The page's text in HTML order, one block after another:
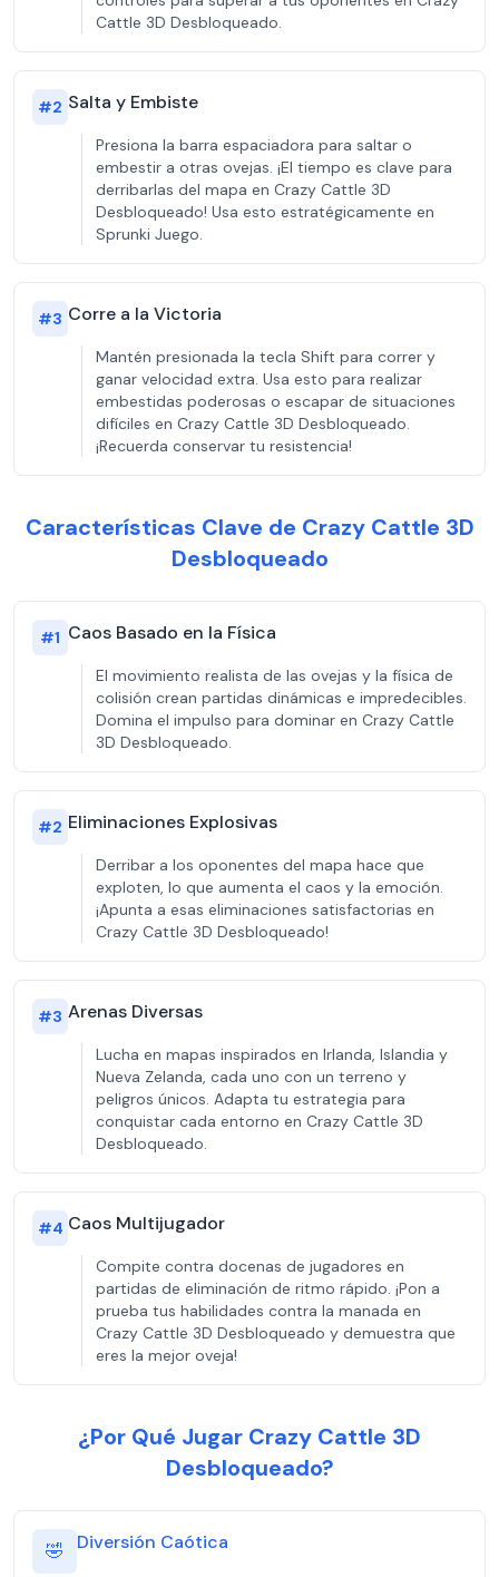
Cattle 3D Desbloqueado.
#2 Salta y Embiste
Presiona la barra espaciadora para saltar o
embestir a otras ovejas. ¡El tiempo es clave para
derribarlas del mapa en Crazy Cattle 3D
Desbloqueado! Usa esto estratégicamente en
Sprunki Juego.
#3 Corre a la Victoria
Mantén presionada la tecla Shift para correr y
ganar velocidad extra. Usa esto para realizar
embestidas poderosas o escapar de situaciones
difíciles en Crazy Cattle 3D Desbloqueado.
¡Recuerda conservar tu resistencia!
Características Clave de Crazy Cattle 3D
Desbloqueado
#1 Caos Basado en la Física
El movimiento realista de las ovejas y la física de
colisión crean partidas dinámicas e impredecibles.
Domina el impulso para dominar en Crazy Cattle
3D Desbloqueado.
#2 Eliminaciones Explosivas
Derribar a los oponentes del mapa hace que
exploten, lo que aumenta el caos y la emoción.
¡Apunta a esas eliminaciones satisfactorias en
Crazy Cattle 3D Desbloqueado!
#3 Arenas Diversas
Lucha en mapas inspirados en Irlanda, Islandia y
Nueva Zelanda, cada uno con un terreno y
peligros únicos. Adapta tu estrategia para
conquistar cada entorno en Crazy Cattle 3D
Desbloqueado.
#4 Caos Multijugador
Compite contra docenas de jugadores en
partidas de eliminación de ritmo rápido. ¡Pon a
prueba tus habilidades contra la manada en
Crazy Cattle 3D Desbloqueado y demuestra que
eres la mejor oveja!
¿Por Qué Jugar Crazy Cattle 3D
Desbloqueado?
🤣 Diversión Caótica